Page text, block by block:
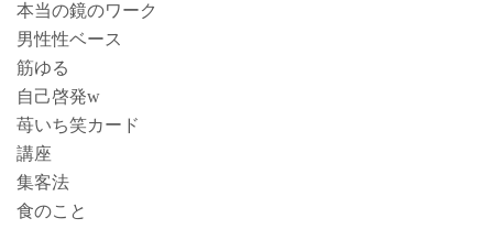
本当の鏡のワーク
男性性ベース
筋ゆる
自己啓発w
苺いち笑カード
講座
集客法
食のこと